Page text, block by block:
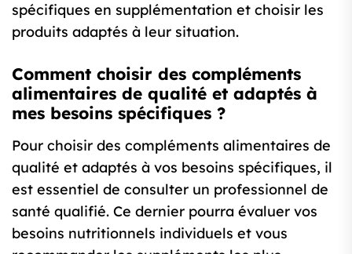
spécifiques en supplémentation et choisir les
produits adaptés à leur situation.
Comment choisir des compléments
alimentaires de qualité et adaptés à
mes besoins spécifiques ?
Pour choisir des compléments alimentaires de
qualité et adaptés à vos besoins spécifiques, il
est essentiel de consulter un professionnel de
santé qualifié. Ce dernier pourra évaluer vos
besoins nutritionnels individuels et vous